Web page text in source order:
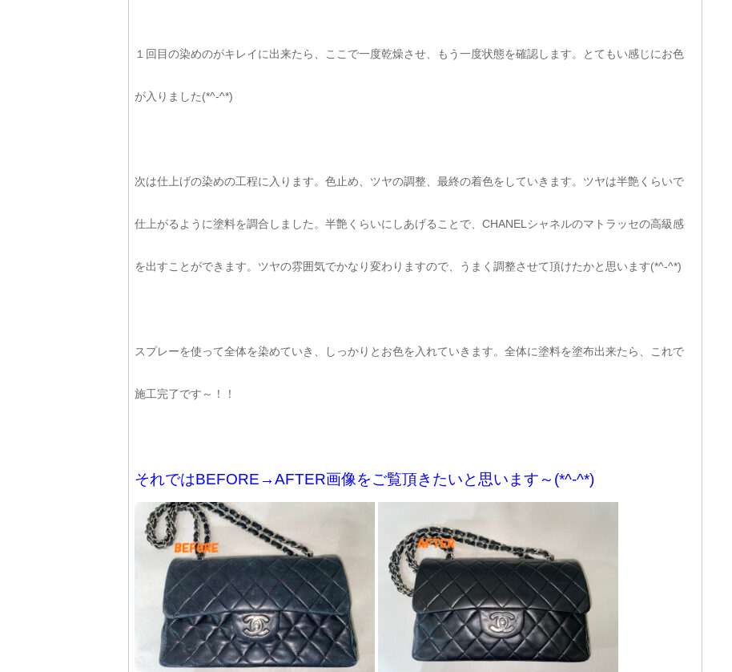
１回目の染めのがキレイに出来たら、ここで一度乾燥させ、もう一度状態を確認します。とてもい感じにお色
が入りました(*^-^*)
次は仕上げの染めの工程に入ります。色止め、ツヤの調整、最終の着色をしていきます。ツヤは半艶くらいで
仕上がるように塗料を調合しました。半艶くらいにしあげることで、CHANELシャネルのマトラッセの高級感
を出すことができます。ツヤの雰囲気でかなり変わりますので、うまく調整させて頂けたかと思います(*^-^*)
スプレーを使って全体を染めていき、しっかりとお色を入れていきます。全体に塗料を塗布出来たら、これで
施工完了です～！！
それではBEFORE→AFTER画像をご覧頂きたいと思います～(*^-^*)